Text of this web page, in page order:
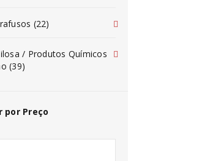
(22)
/ Produtos Químicos
(39)
por Preço